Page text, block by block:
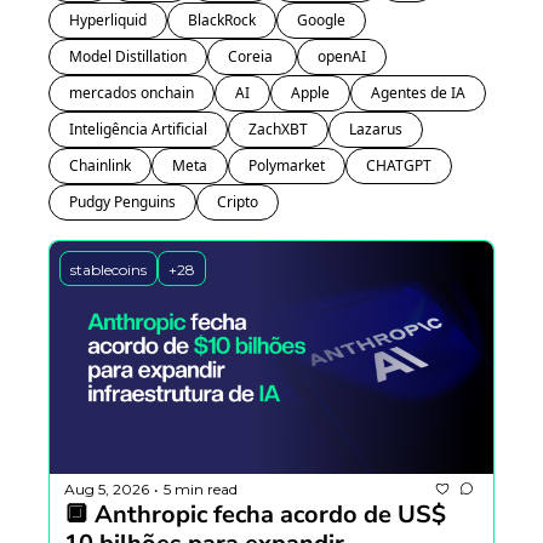
Hyperliquid
BlackRock
Google
Model Distillation
openAI
mercados onchain
AI Apple
Agentes de IA
Inteligência Artificial
ZachXBT
Lazarus
Chainlink
Meta Polymarket
CHATGPT
Pudgy Penguins
Cripto
stablecoins +28
Aug 5, 2026 • 5 min read
🔲 Anthropic fecha acordo de US$